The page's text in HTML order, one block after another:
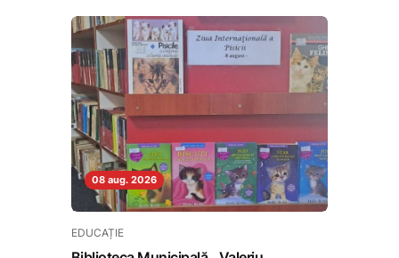
08 aug. 2026
EDUCAȚIE